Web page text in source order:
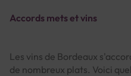
Accords mets et vins
Les vins de Bordeaux
de nombreux plats. Voici